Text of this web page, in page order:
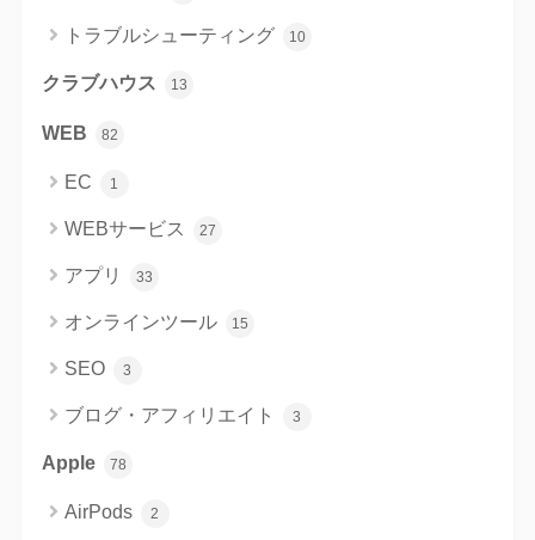
トラブルシューティング 10
クラブハウス 13
WEB 82
EC 1
WEBサービス 27
アプリ 33
オンラインツール 15
SEO 3
ブログ・アフィリエイト 3
Apple 78
AirPods 2